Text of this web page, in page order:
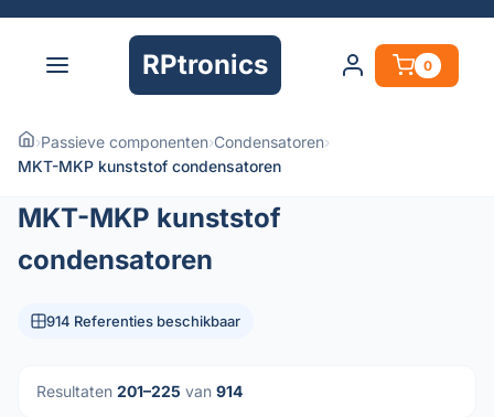
RPtronics 0
›Passieve componenten›Condensatoren›
MKT-MKP kunststof condensatoren
MKT-MKP kunststof
condensatoren
914 Referenties beschikbaar
Resultaten 201–225 van 914